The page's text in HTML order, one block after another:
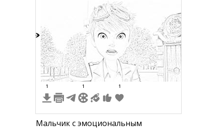
1 1 1
Мальчик с эмоциональным